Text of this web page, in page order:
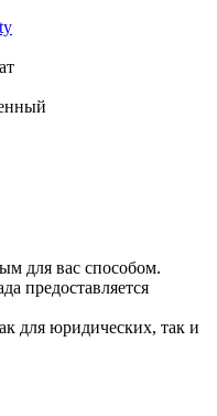
для вас способом.
предоставляется
для юридических, так и